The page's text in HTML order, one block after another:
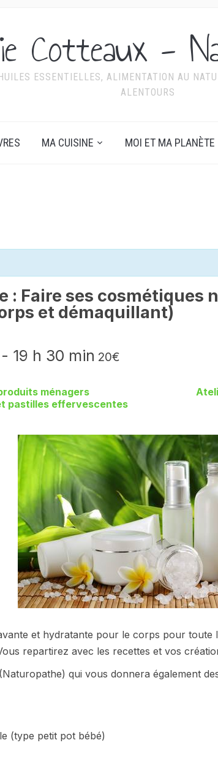
Cotteaux -
ESSENTIELLES, ALIMENTATION AU
ALENTOURS
MA CUISINE MOI ET MA PLANÈTE
: Faire ses cosmétiques
et démaquillant)
- 19 h 30 min 20€
ménagers
pastilles effervescentes
et hydratante pour le corps pour toute
repartirez avec les recettes et vos
qui vous donnera également
(type petit pot bébé)